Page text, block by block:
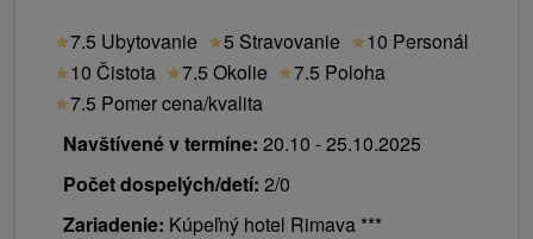
★7.5 Ubytovanie ★5 Stravovanie ★10 Personál
★10 Čistota ★7.5 Okolie ★7.5 Poloha
★7.5 Pomer cena/kvalita
Navštívené v termíne: 20.10 - 25.10.2025
Počet dospelých/detí: 2/0
Zariadenie: Kúpeľný hotel Rimava ***